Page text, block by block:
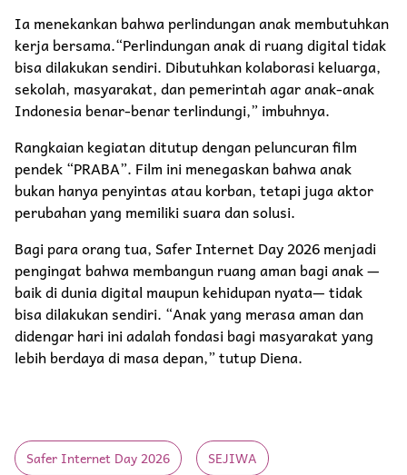
Ia menekankan bahwa perlindungan anak membutuhkan
kerja bersama.“Perlindungan anak di ruang digital tidak
bisa dilakukan sendiri. Dibutuhkan kolaborasi keluarga,
sekolah, masyarakat, dan pemerintah agar anak-anak
Indonesia benar-benar terlindungi,” imbuhnya.
Rangkaian kegiatan ditutup dengan peluncuran film
pendek “PRABA”. Film ini menegaskan bahwa anak
bukan hanya penyintas atau korban, tetapi juga aktor
perubahan yang memiliki suara dan solusi.
Bagi para orang tua, Safer Internet Day 2026 menjadi
pengingat bahwa membangun ruang aman bagi anak —
baik di dunia digital maupun kehidupan nyata— tidak
bisa dilakukan sendiri. “Anak yang merasa aman dan
didengar hari ini adalah fondasi bagi masyarakat yang
lebih berdaya di masa depan,” tutup Diena.
Safer Internet Day 2026 SEJIWA